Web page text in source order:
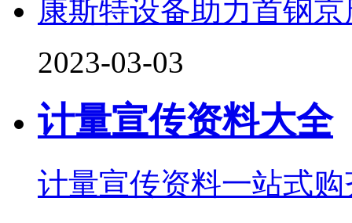
康斯特设备助力首钢
2023-03-03
计量宣传资料大全
计量宣传资料一站式购